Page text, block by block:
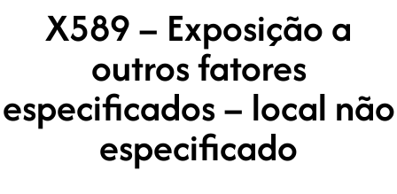
X589 – Exposição a
outros fatores
especificados – local não
especificado